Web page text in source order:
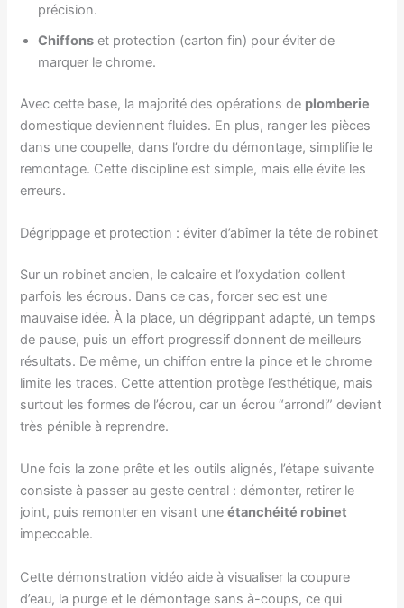
précision.
Chiffons et protection (carton fin) pour éviter de
marquer le chrome.
Avec cette base, la majorité des opérations de plomberie
domestique deviennent fluides. En plus, ranger les pièces
dans une coupelle, dans l’ordre du démontage, simplifie le
remontage. Cette discipline est simple, mais elle évite les
erreurs.
Dégrippage et protection : éviter d’abîmer la tête de robinet
Sur un robinet ancien, le calcaire et l’oxydation collent
parfois les écrous. Dans ce cas, forcer sec est une
mauvaise idée. À la place, un dégrippant adapté, un temps
de pause, puis un effort progressif donnent de meilleurs
résultats. De même, un chiffon entre la pince et le chrome
limite les traces. Cette attention protège l’esthétique, mais
surtout les formes de l’écrou, car un écrou “arrondi” devient
très pénible à reprendre.
Une fois la zone prête et les outils alignés, l’étape suivante
consiste à passer au geste central : démonter, retirer le
joint, puis remonter en visant uneétanchéité robinet
impeccable.
Cette démonstration vidéo aide à visualiser la coupure
d’eau, la purge et le démontage sans à-coups, ce qui